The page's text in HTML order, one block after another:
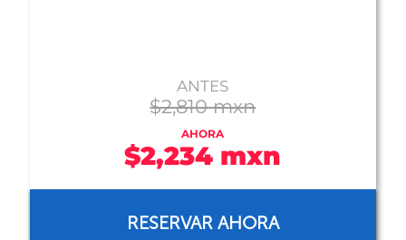
ANTES
$2,810 mxn
AHORA
$2,234 mxn
RESERVAR AHORA